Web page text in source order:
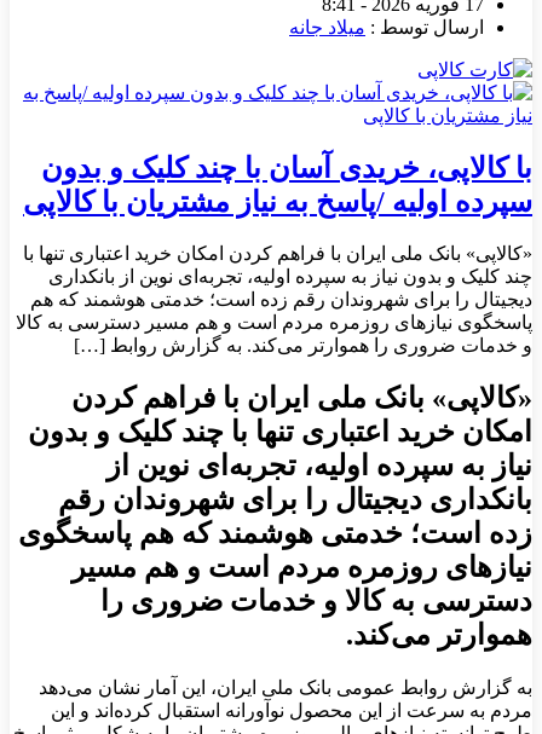
ارسال توسط : میلاد جانه
با کالاپی، خریدی آسان با چند کلیک و بدون
سپرده اولیه /پاسخ به نیاز مشتریان با کالاپی
«کالاپی» بانک ملی ایران با فراهم کردن امکان خرید اعتباری تنها با
چند کلیک و بدون نیاز به سپرده اولیه، تجربه‌ای نوین از بانکداری
دیجیتال را برای شهروندان رقم زده است؛ خدمتی هوشمند که هم
پاسخگوی نیازهای روزمره مردم است و هم مسیر دسترسی به کالا
و خدمات ضروری را هموارتر می‌کند. به گزارش روابط […]
«کالاپی» بانک ملی ایران با فراهم کردن
امکان خرید اعتباری تنها با چند کلیک و بدون
نیاز به سپرده اولیه، تجربه‌ای نوین از
بانکداری دیجیتال را برای شهروندان رقم
زده است؛ خدمتی هوشمند که هم پاسخگوی
نیازهای روزمره مردم است و هم مسیر
دسترسی به کالا و خدمات ضروری را
هموارتر می‌کند.
به گزارش روابط عمومی بانک ملی ایران، این آمار نشان می‌دهد
مردم به سرعت از این محصول نوآورانه استقبال کرده‌اند و این